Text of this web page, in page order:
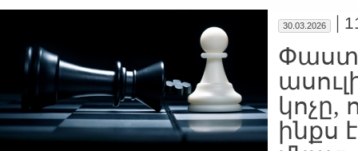
30.03.2026 |
ինքս